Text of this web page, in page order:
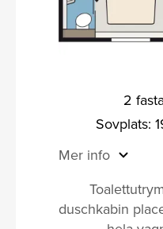
2
Sovplats:
Mer info
duschkabin